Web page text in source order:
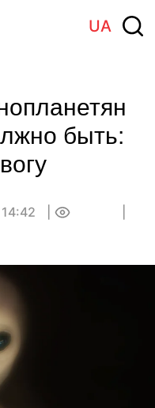
UA
быть: